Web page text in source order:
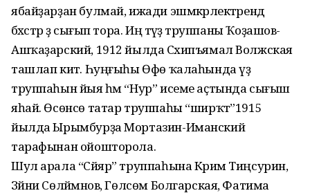
ябайҙарҙан булмай, ижади эшмәкәрлектәрендә
бәхәстәр ҙә сығып тора. Иң тәүҙә труппаны Ҡоҙашов-
Ашҡаҙарский, 1912 йылда Сәхипъямал Волжская
ташлап китә. Һуңғыһы Өфө ҡалаһында үҙ
труппаһын йыя һәм “Нур” исеме аҫтында сығыш
яһай. Өсөнсө татар труппаһы “ширҡәт”1915
йылда Ырымбурҙа Мортазин-Иманский
тарафынан ойошторола.
Шул арала “Сәйяр” труппаһына Кәрим Тиңсурин,
Зәйни Сөләймәнов, Гөлсөм Болгарская, Фатима